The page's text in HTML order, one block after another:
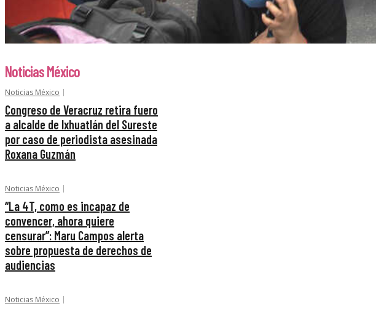
Noticias México
Noticias México
Congreso de Veracruz retira fuero
a alcalde de Ixhuatlán del Sureste
por caso de periodista asesinada
Roxana Guzmán
Noticias México
“La 4T, como es incapaz de
convencer, ahora quiere
censurar”: Maru Campos alerta
sobre propuesta de derechos de
audiencias
Noticias México